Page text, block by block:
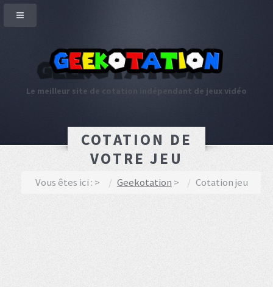
Le meilleur site de cotation indépendant de jeux vidéo
COTATION DE
VOTRE JEU
Vous êtes ici : Geekotation Cotation jeu